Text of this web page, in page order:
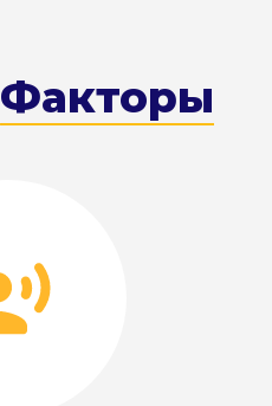
Факторы